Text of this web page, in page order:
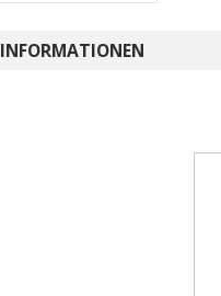
INFORMATIONEN